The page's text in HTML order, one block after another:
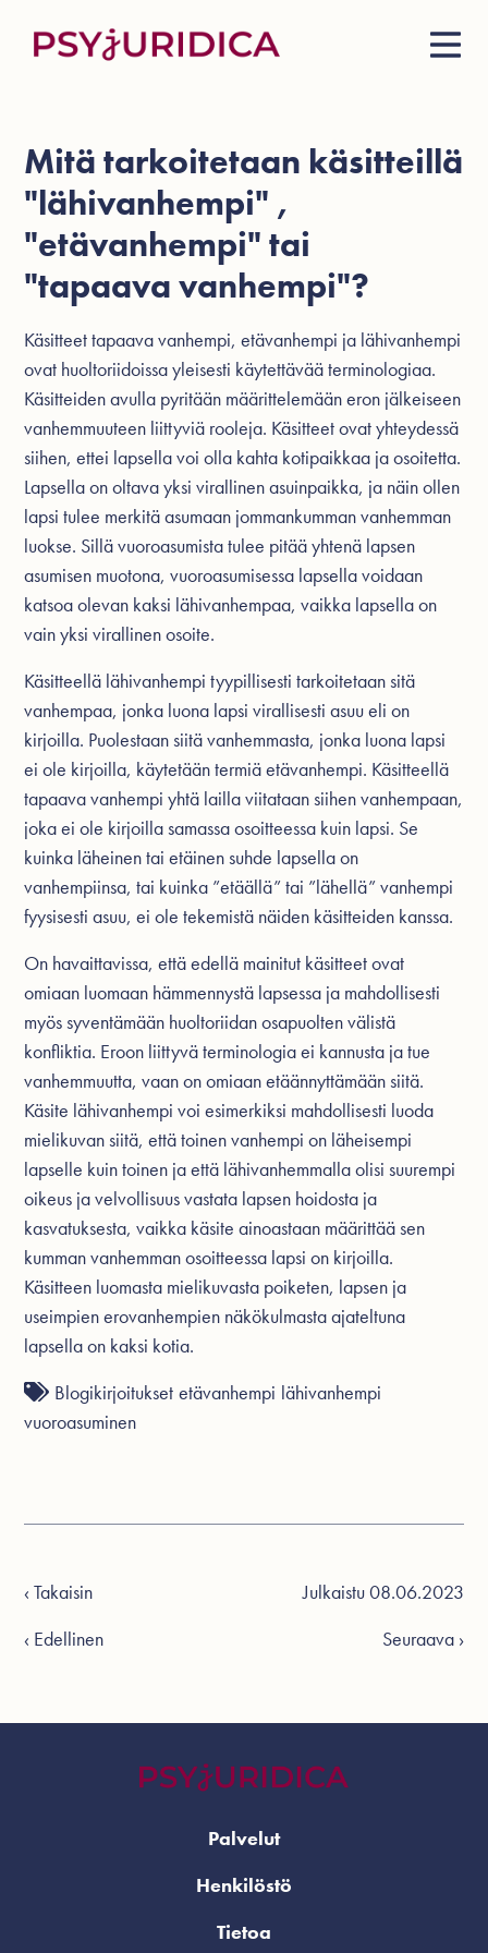
Mitä tarkoitetaan käsitteillä
"lähivanhempi" ,
"etävanhempi" tai
"tapaava vanhempi"?
Käsitteet tapaava vanhempi, etävanhempi ja lähivanhempi
ovat huoltoriidoissayleisesti käytettävää terminologiaa.
Käsitteiden avulla pyritään määrittelemään eron jälkeiseen
vanhemmuuteen liittyviä rooleja. Käsitteet ovat yhteydessä
siihen, ettei lapsella voi olla kahta kotipaikkaa ja osoitetta.
Lapsella on oltava yksi virallinen asuinpaikka, ja näin ollen
lapsi tulee merkitä asumaan jommankumman vanhemman
luokse. Sillä vuoroasumista tulee pitää yhtenä lapsen
asumisen muotona, vuoroasumisessa lapsella voidaan
katsoa olevan kaksi lähivanhempaa, vaikka lapsella on
vain yksi virallinen osoite.
Käsitteellä lähivanhempi tyypillisesti tarkoitetaan sitä
vanhempaa, jonka luona lapsi virallisesti asuu eli on
kirjoilla. Puolestaan siitä vanhemmasta, jonka luona lapsi
ei ole kirjoilla, käytetään termiä etävanhempi. Käsitteellä
tapaava vanhempi yhtä lailla viitataan siihen vanhempaan,
joka ei ole kirjoilla samassa osoitteessa kuin lapsi. Se
kuinka läheinen tai etäinen suhde lapsella on
vanhempiinsa, tai kuinka ”etäällä” tai ”lähellä” vanhempi
fyysisesti asuu, ei ole tekemistä näiden käsitteiden kanssa.
On havaittavissa, että edellä mainitut käsitteet ovat
omiaan luomaan hämmennystä lapsessa ja mahdollisesti
myös syventämään huoltoriidan osapuolten välistä
konfliktia. Eroon liittyvä terminologia ei kannusta ja tue
vanhemmuutta, vaan on omiaan etäännyttämään siitä.
Käsite lähivanhempi voi esimerkiksi mahdollisesti luoda
mielikuvan siitä, että toinen vanhempi on läheisempi
lapselle kuin toinen ja että lähivanhemmalla olisi suurempi
oikeus ja velvollisuus vastata lapsen hoidosta ja
kasvatuksesta, vaikka käsite ainoastaan määrittää sen
kumman vanhemman osoitteessa lapsi on kirjoilla.
Käsitteen luomasta mielikuvasta poiketen, lapsen ja
useimpien erovanhempien näkökulmasta ajateltuna
lapsella on kaksi kotia.
Blogikirjoitukset etävanhempi lähivanhempi
vuoroasuminen
‹ Takaisin
Julkaistu 08.06.2023
‹ Edellinen
Seuraava ›
Palvelut
Henkilöstö
Tietoa